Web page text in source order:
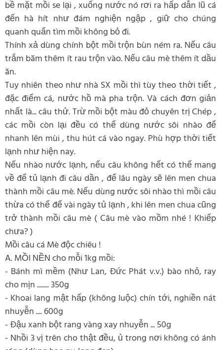
bề mặt mồi se lại , xuống nước nó rơi ra hấp dẫn lũ cá
đến hà hít như đám nghiện ngập , giữ cho chúng
quanh quẩn tìm mồi không bỏ đi.
Thính xả dùng chính bột mồi trộn bùn ném ra. Nếu câu
trắm băm thêm ít rau trộn vào. Nếu câu mè thêm ít dầu
ăn.
Tuy nhiên theo như nhà SX mồi thì tùy theo thời tiết ,
đặc điểm cá, nước hồ mà pha trộn. Và cách đơn giản
nhất là... câu thử. Trừ mồi bột màu đỏ chuyên trị Chép ,
các mồi còn lại đều có thể dùng nước sôi nhào để
nhanh lên mùi , thu hút cá vào ngay. Phù hợp thời tiết
lạnh như hiện nay.
Nếu nhào nước lạnh, nếu câu không hết có thể mang
về để tủ lạnh đi câu dần , để lâu ngày sẽ lên men chua
thành mồi câu mè. Nếu dùng nước sôi nhào thì mồi câu
thừa có thể để vài ngày tủ lạnh , khi lên men chua cũng
trở thành mồi câu mè ( Câu mè vào mồm nhé ! Khiếp
chưa? )
Mồi câu cá Mè độc chiêu !
A. MỒI NỀN cho mỗi 1kg mồi:
- Bánh mì mềm (Như Lan, Đức Phát v.v.) bào nhỏ, ray
cho mịn ........ 350g
- Khoai lang mật hấp (không luộc) chín tới, nghiền nát
nhuyễn .... 600g
- Đậu xanh bột rang vàng xay nhuyễn ... 50g
- Nhồi 3 vị trên cho thật đều, ủ trong nơi không có ánh